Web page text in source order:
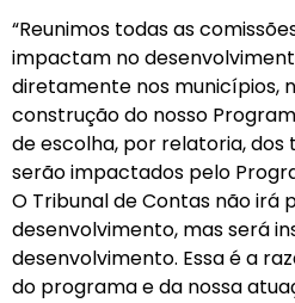
“Reunimos todas as
impactam no
diretamente nos municípios,
construção do nosso
de escolha, por relatoria, dos
serão impactados pelo
O Tribunal de Contas não irá
desenvolvimento, mas será
desenvolvimento. Essa é a
do programa e da nossa